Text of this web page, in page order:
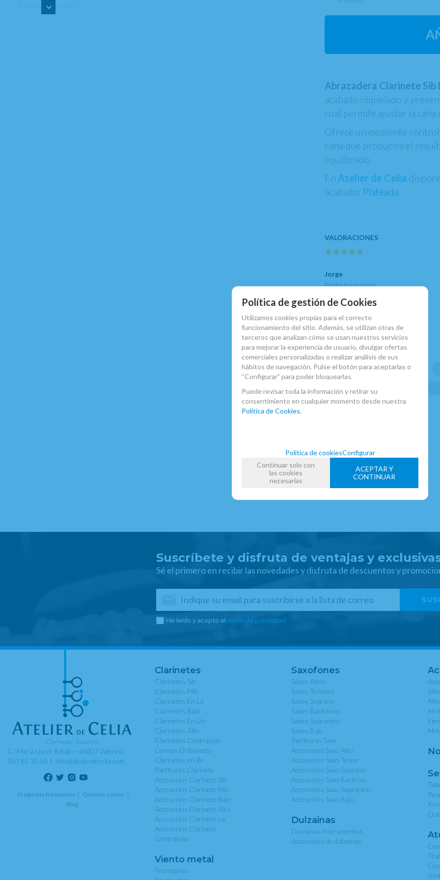
Abrazadera Clarinete Sib
acabado niquelado y
cual permite ajustar la caña
Ofrece un excelente
caña que producirá el
equilbrado.
En Atelier de Celia
acabado: Plateada
Jorge
Producto excelente
MARCA
BONADE
FAMILIAS RELACIONADAS
ACCESORIOS CLARINETE SIB
ABRAZADERAS SISTEMA FRANCÉS
Suscríbete y disfruta de ventajas y
Sé el primero en recibir las novedades y disfruta de descuentos y
He leído y acepto el envío de publicidad
C/ Maria Llacer 8 Bajo - 46007 Valencia
963 81 30 96| info@atelierdecelia.com
Preguntas frecuentes
Quiénes somos
Blog
Clarinetes
Clarinetes Sib
Clarinetes Mib
Clarinetes En La
Clarinetes Bajo
Clarinetes En Do
Clarinetes Alto
Clarinetes Contrabajo
Cornos Di Basseto
Clarinetes en Re
Partituras Clarinete
Accesorios Clarinete Sib
Accesorios Clarinete Mib
Accesorios Clarinete Bajo
Accesorios Clarinete Alto
Accesorios Clarinete La
Accesorios Clarinete
Contrabajo
Viento metal
Trombones
Saxofones
Saxos Altos
Saxos Tenores
Saxos Soprano
Saxos Baritonos
Saxos Sopranino
Saxos Bajo
Partituras Saxo
Accesorios Saxo Alto
Accesorios Saxo Tenor
Accesorios Saxo Soprano
Accesorios Saxo Baritono
Accesorios Saxo Sopranino
Accesorios Saxo Bajo
Dulzainas
Dulzainas instrumentos
Accesorios de dulzainas
Km
Política de gestión de Cookies
Utilizamos cookies propias para el correcto
funcionamiento del sitio. Además, se utilizan otras de
terceros que analizan cómo se usan nuestros servicios
para mejorar la experiencia de usuario, divulgar ofertas
comerciales personalizadas o realizar análisis de sus
hábitos de navegación. Pulse el botón para aceptarlas o
“Configurar” para poder bloquearlas.
Puede revisar toda la información y retirar su
consentimiento en cualquier momento desde nuestra
Política de Cookies.
Política de cookiesConfigurar
Continuar solo con
las cookies
necesarias
ACEPTAR Y
CONTINUAR